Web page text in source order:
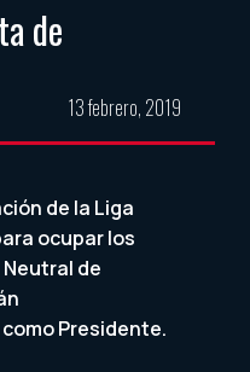
de
13 febrero, 2019
de la Liga
ocupar los
de
Presidente.